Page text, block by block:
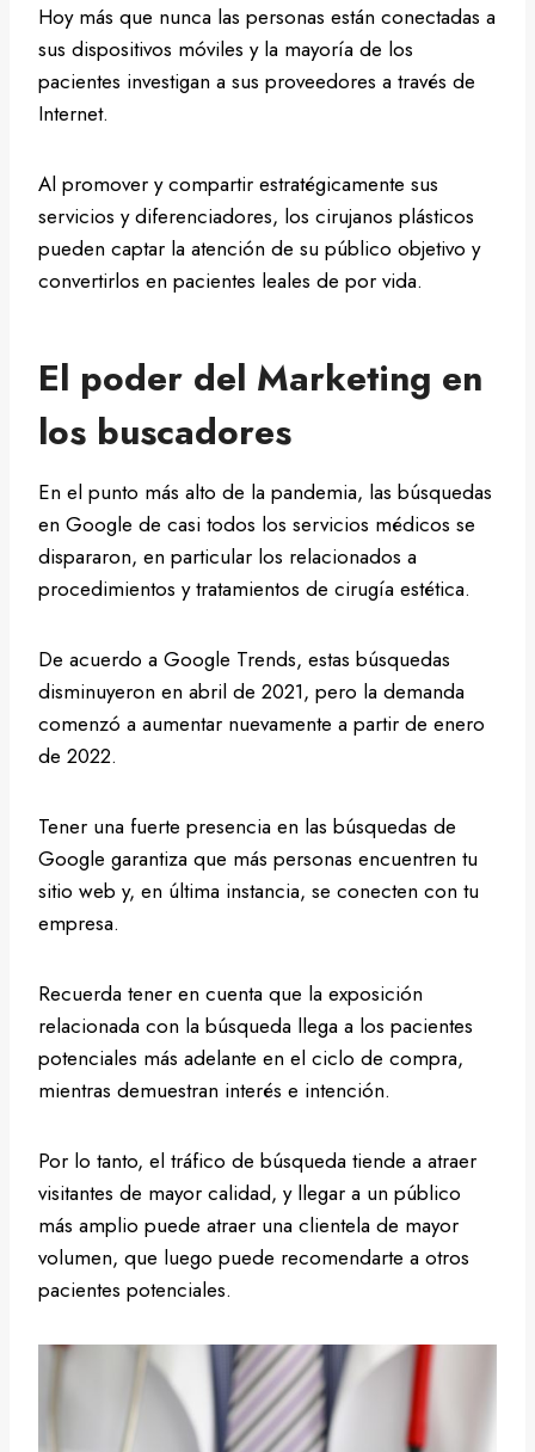
Hoy más que nunca las personas están conectadas a
sus dispositivos móviles y la mayoría de los
pacientes investigan a sus proveedores a través de
Internet.
Al promover y compartir estratégicamente sus
servicios y diferenciadores, los cirujanos plásticos
pueden captar la atención de su público objetivo y
convertirlos en pacientes leales de por vida.
El poder del Marketing en
los buscadores
En el punto más alto de la pandemia, las búsquedas
en Google de casi todos los servicios médicos se
dispararon, en particular los relacionados a
procedimientos y tratamientos de cirugía estética.
De acuerdo a Google Trends, estas búsquedas
disminuyeron en abril de 2021, pero la demanda
comenzó a aumentar nuevamente a partir de enero
de 2022.
Tener una fuerte presencia en las búsquedas de
Google garantiza que más personas encuentren tu
sitio web y, en última instancia, se conecten con tu
empresa.
Recuerda tener en cuenta que la exposición
relacionada con la búsqueda llega a los pacientes
potenciales más adelante en el ciclo de compra,
mientras demuestran interés e intención.
Por lo tanto, el tráfico de búsqueda tiende a atraer
visitantes de mayor calidad, y llegar a un público
más amplio puede atraer una clientela de mayor
volumen, que luego puede recomendarte a otros
pacientes potenciales.